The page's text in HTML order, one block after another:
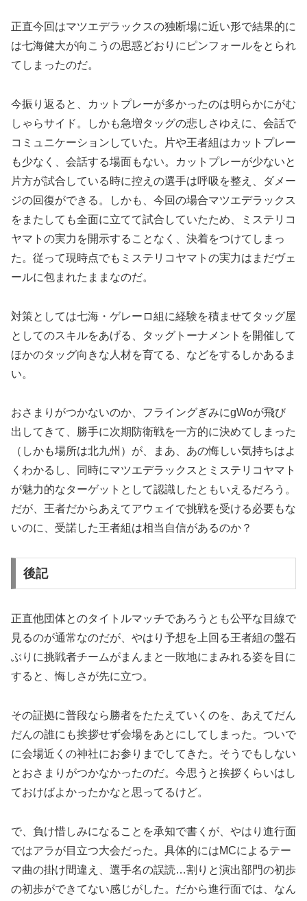
正直今回はマツエデラックスの独断場に近い形で結果的に
は七海健大が向こうの思惑どおりにピンフォールをとられ
てしまったのだ。
今振り返ると、カットプレーが多かったのは明らかにがむ
しゃらサイド。しかも急増タッグの悲しさゆえに、会話で
コミュニケーションしていた。片や王者組はカットプレー
も少なく、会話する場面もない。カットプレーが少ないと
片方が試合している時に控えの選手は呼吸を整え、ダメー
ジの回復ができる。しかも、今回の場合マツエデラックス
をまたしても全面に立てて試合していたため、ミステリコ
ヤマトの実力を開示することなく、決着をつけてしまっ
た。従って現時点でもミステリコヤマトの実力はまだヴェ
ールに包まれたままなのだ。
対策としては七海・ゲレーロ組に経験を積ませてタッグ屋
としてのスキルをあげる、タッグトーナメントを開催して
ほかのタッグ向きな人材を育てる、などをするしかあるま
い。
おさまりがつかないのか、フライングぎみにgWoが飛び
出してきて、勝手に次期防衛戦を一方的に決めてしまった
（しかも場所は北九州）が、まあ、あの悔しい気持ちはよ
くわかるし、同時にマツエデラックスとミステリコヤマト
が魅力的なターゲットとして認識したともいえるだろう。
だが、王者だからあえてアウェイで挑戦を受ける必要もな
いのに、受諾した王者組は相当自信があるのか？
後記
正直他団体とのタイトルマッチであろうとも公平な目線で
見るのが通常なのだが、やはり予想を上回る王者組の盤石
ぶりに挑戦者チームがまんまと一敗地にまみれる姿を目に
すると、悔しさが先に立つ。
その証拠に普段なら勝者をたたえていくのを、あえてだん
だんの誰にも挨拶せず会場をあとにしてしまった。ついで
に会場近くの神社にお参りまでしてきた。そうでもしない
とおさまりがつかなかったのだ。今思うと挨拶くらいはし
ておけばよかったかなと思ってるけど。
で、負け惜しみになることを承知で書くが、やはり進行面
ではアラが目立つ大会だった。具体的にはMCによるテー
マ曲の掛け間違え、選手名の誤読…割りと演出部門の初歩
の初歩ができてない感じがした。だから進行面では、なん